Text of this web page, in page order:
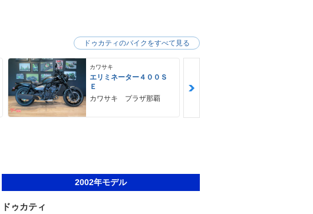
カワサキ
エリミネーター４００Ｓ
Ｅ
カワサキ プラザ那覇
ドゥカティのバイクをすべて見る
2002年モデル
ドゥカティ